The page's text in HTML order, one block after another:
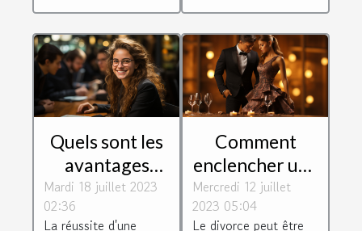
Quels sont les
avantages
d'être un bon
manager
Mardi 18 juillet 2023
02:36
La réussite d'une
Comment
enclencher une
procédure de
divorce?
Mercredi 12 juillet
2023 05:04
Le divorce peut être